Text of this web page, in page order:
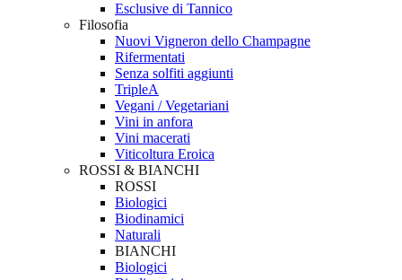
Esclusive di Tannico
Filosofia
Nuovi Vigneron dello Champagne
Rifermentati
Senza solfiti aggiunti
TripleA
Vegani / Vegetariani
Vini in anfora
Vini macerati
Viticoltura Eroica
ROSSI & BIANCHI
ROSSI
Biologici
Biodinamici
Naturali
BIANCHI
Biologici